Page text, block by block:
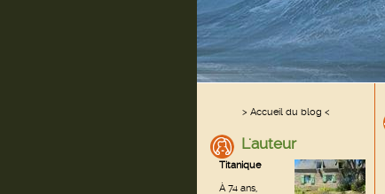
> Accueil du blog <
L'auteur
Titanique
À 74 ans,